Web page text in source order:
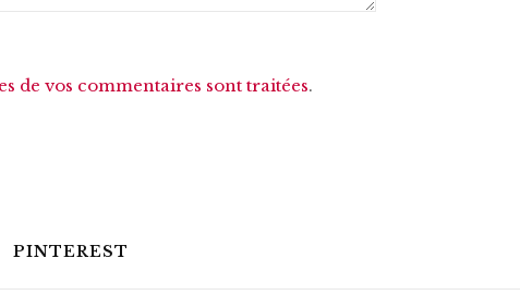
de vos commentaires sont traitées.
PINTEREST